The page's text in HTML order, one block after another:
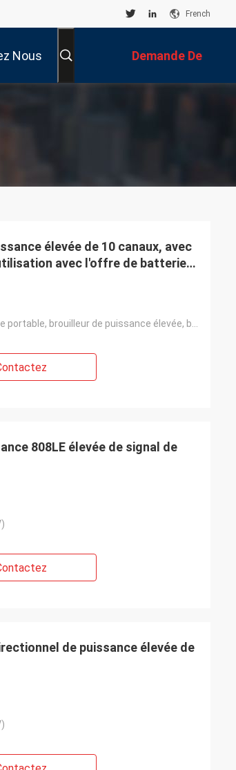
French
Nous Demande De
Soumission
élevée de 10 canaux, avec
avec l'offre de batterie
808LE élevée de signal de
de puissance élevée de